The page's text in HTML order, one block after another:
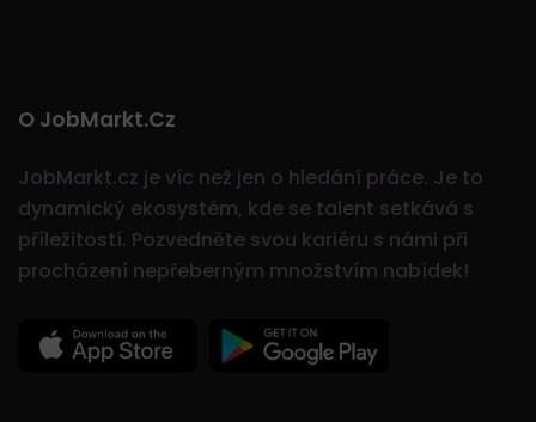
O JobMarkt.cz
JobMarkt.cz je víc než jen o hledání práce. Je to
dynamický ekosystém, kde se talent setkává s
příležitostí. Pozvedněte svou kariéru s námi při
procházení nepřeberným množstvím nabídek!